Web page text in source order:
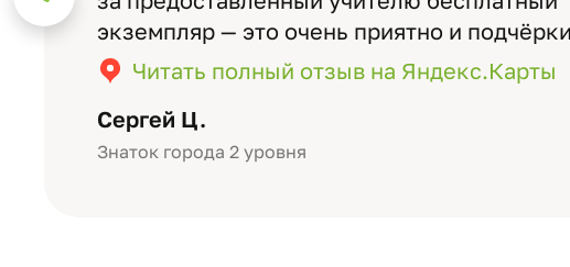
Сергей Ц.
Знаток города 2 уровня
экземпляр — это очень приятно и
значимость события. Качество альбомов
уровне: плотная бумага, красивый дизайн….
Читать полный отзыв на Яндекс.Карты